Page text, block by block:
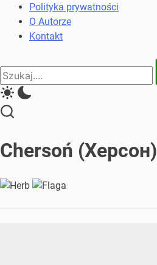
Polityka prywatności
O Autorze
Kontakt
Close
Search
Chersoń (Херсон)